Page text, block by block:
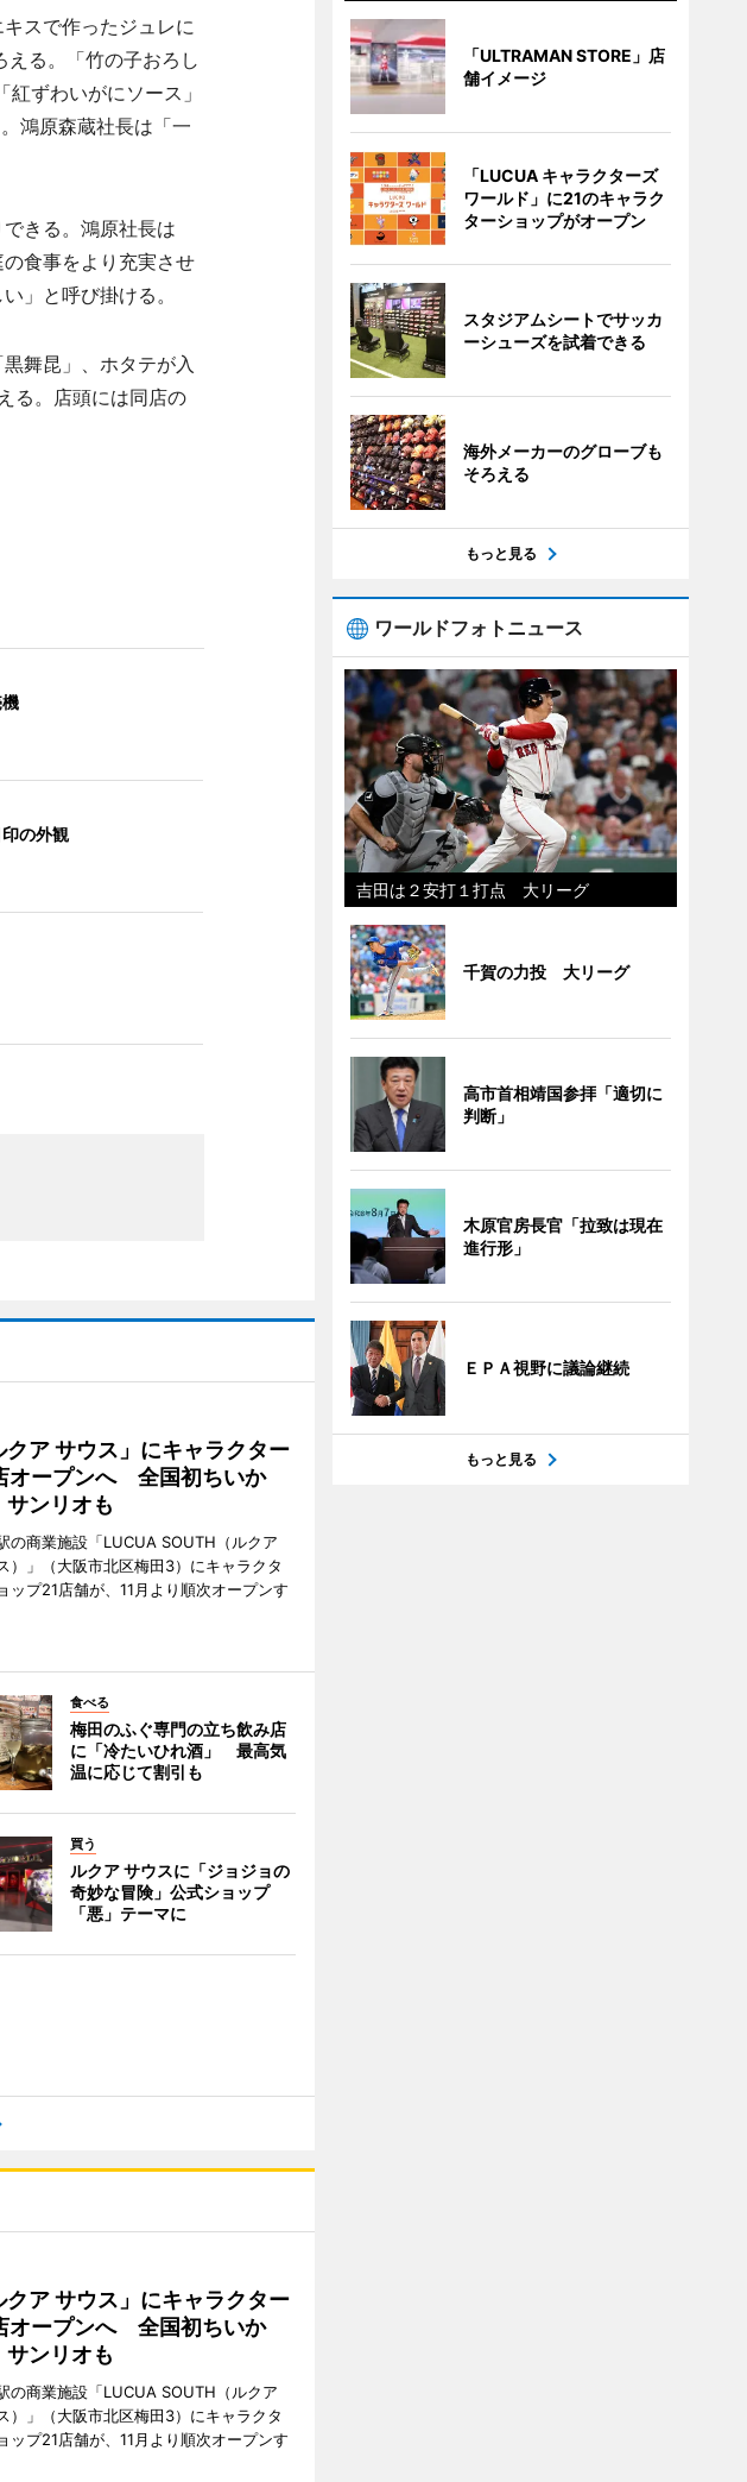
スで作ったジュレに
る。「竹の子おろし
ずわいがにソース」
鴻原森蔵社長は「一
きる。鴻原社長は
食事をより充実させ
」と呼び掛ける。
舞昆」、ホタテが入
る。店頭には同店の
の外観
クア サウス」にキャラクター
オープンへ 全国初ちいか
サンリオも
の商業施設「LUCUA SOUTH（ルクア
）」（大阪市北区梅田3）にキャラクタ
ップ21店舗が、11月より順次オープンす
食べる
梅田のふぐ専門の立ち飲み店
に「冷たいひれ酒」 最高気
温に応じて割引も
買う
ルクア サウスに「ジョジョの
奇妙な冒険」公式ショップ
「悪」テーマに
クア サウス」にキャラクター
オープンへ 全国初ちいか
サンリオも
の商業施設「LUCUA SOUTH（ルクア
）」（大阪市北区梅田3）にキャラクタ
ップ21店舗が、11月より順次オープンす
「ULTRAMAN STORE」店
舗イメージ
「LUCUA キャラクターズ
ワールド」に21のキャラク
ターショップがオープン
スタジアムシートでサッカ
ーシューズを試着できる
海外メーカーのグローブも
そろえる
もっと見る
ワールドフォトニュース
吉田は２安打１打点 大リーグ
千賀の力投 大リーグ
高市首相靖国参拝「適切に
判断」
木原官房長官「拉致は現在
進行形」
ＥＰＡ視野に議論継続
もっと見る